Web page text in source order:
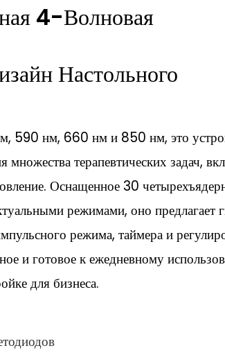
4-Волновая
Настольного
590 нм, 660 нм и 850 нм, это
множества терапевтических задач,
Оснащенное 30
режимами, оно предлагает
режима, таймера и
и готовое к ежедневному
для бизнеса.